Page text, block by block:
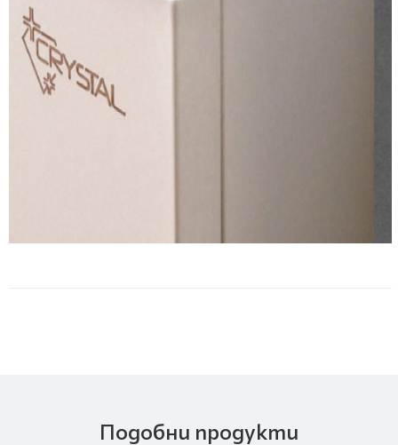
Подобни продукти